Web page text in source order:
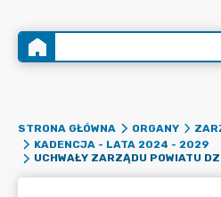
STRONA GŁÓWNA ORGANY
KADENCJA - LATA 2024 - 2029